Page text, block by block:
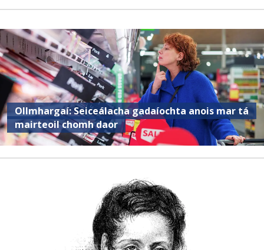
Ollmhargaí: Seiceálacha gadaíochta anois mar tá
mairteoil chomh daor